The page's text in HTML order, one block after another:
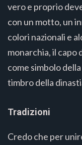
vero e proprio
con un motto, un
colori nazionali e
monarchia, il capo
come simbolo
timbro della
Tradizioni
Credo che per